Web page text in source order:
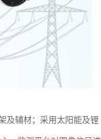
及辅材；采用太阳能及锂